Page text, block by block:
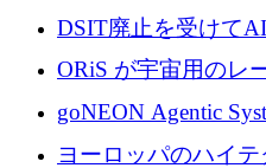
製ブレード工場の建
ーロを確保
DSIT廃止を受けて
ORiS が宇宙用のレ
フラの構築に 500
goNEON Agentic
ンフラ計画を加速す
ヨーロッパのハイ